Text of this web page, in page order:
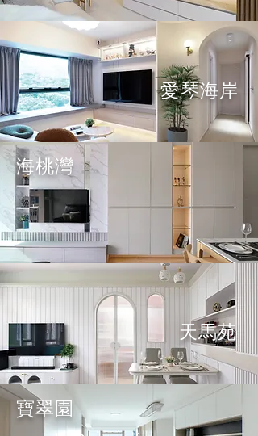
愛琴海岸
海桃灣
天馬苑
寶翠園